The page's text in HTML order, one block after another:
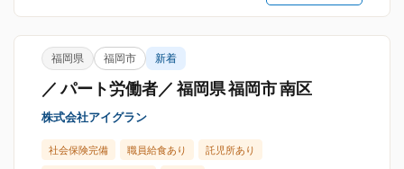
福岡県 福岡市 新着
／ パート労働者／ 福岡県 福岡市 南区
株式会社アイグラン
社会保険完備 職員給食あり 託児所あり